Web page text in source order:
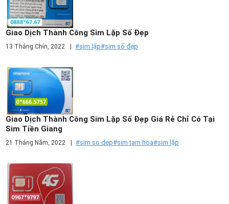
Giao Dịch Thành Công Sim Lặp Số Đẹp
13 Tháng Chín, 2022 #sim lặp#sim số đẹp
Giao Dịch Thành Công Sim Lặp Số Đẹp Giá Rẻ Chỉ Có Tại
Sim Tiền Giang
21 Tháng Năm, 2022 #sim so dep#sim tam hoa#sim lặp